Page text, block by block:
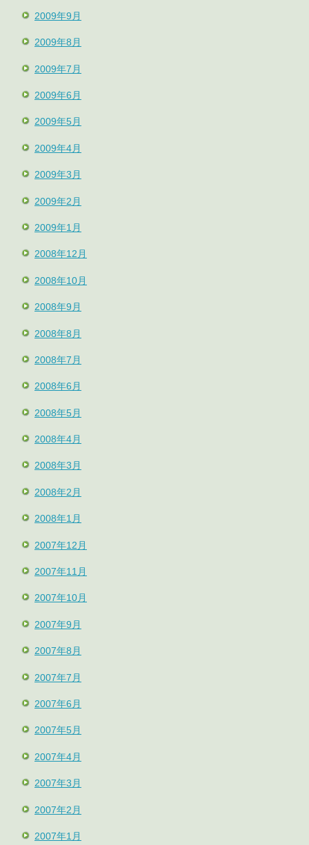
2009年9月
2009年8月
2009年7月
2009年6月
2009年5月
2009年4月
2009年3月
2009年2月
2009年1月
2008年12月
2008年10月
2008年9月
2008年8月
2008年7月
2008年6月
2008年5月
2008年4月
2008年3月
2008年2月
2008年1月
2007年12月
2007年11月
2007年10月
2007年9月
2007年8月
2007年7月
2007年6月
2007年5月
2007年4月
2007年3月
2007年2月
2007年1月